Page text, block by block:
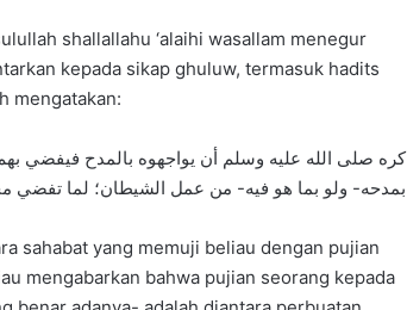
shallallahu ‘alaihi wasallam menegur
kepada sikap ghuluw, termasuk hadits
mengatakan:
كره صلى الله عليه وسلم أن يواجهوه بالمدح فيفضي
بمدحه- ولو بما هو فيه- من عمل الشيطان؛ لما تفضي
sahabat yang memuji beliau dengan pujian
mengabarkan bahwa pujian seorang kepada